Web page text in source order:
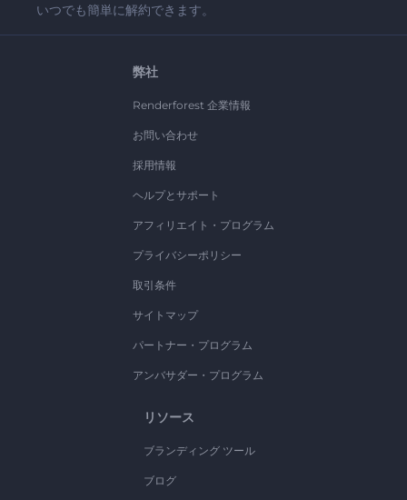
いつでも簡単に解約できます。
弊社
Renderforest 企業情報
お問い合わせ
採用情報
ヘルプとサポート
アフィリエイト・プログラム
プライバシーポリシー
取引条件
サイトマップ
パートナー・プログラム
アンバサダー・プログラム
リソース
ブランディング ツール
ブログ